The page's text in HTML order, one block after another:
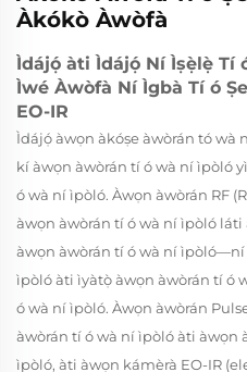
Àkókò Àwòfà
Ìdájọ́ àti Ìdájọ́ Ní Ìṣẹ̀lẹ̀ Tí
Ìwé Àwòfà Ní Ìgbà Tí ó
EO-IR
Ìdájọ́ àwọn àkóṣe àwòrán tó wà
kí àwọn àwòrán tí ó wà ní ìpòló
ó wà ní ìpòló. Àwọn àwòrán RF
àwọn àwòrán tí ó wà ní ìpòló
àwọn àwòrán tí ó wà ní
ìpòló àti ìyàtọ̀ àwọn àwòrán tí ó
ó wà ní ìpòló. Àwọn àwòrán
àwòrán tí ó wà ní ìpòló àti àwọn
ìpòló, àti àwọn kámèrà EO-IR